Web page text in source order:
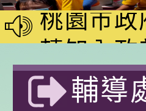
動—儒門
桃園市政
家8月課
電影營」
「愛『
轉知內政
員會函釋
赴陸應申
中興國
期第1次
本校「
輔導